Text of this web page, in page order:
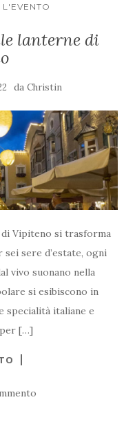
L'EVENTO
lanterne di
da Christin
Vipiteno si trasforma
sere d’estate, ogni
vivo suonano nella
si esibiscono in
specialità italiane e
[…]